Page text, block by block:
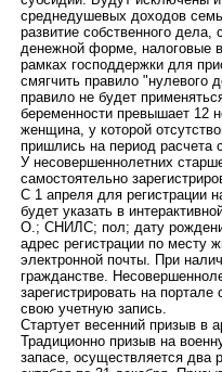
среднедушевых доходов
развитие собственного
денежной форме, налоговые
рамках господдержки для
смягчить правило
правило не будет
беременности превышает 12
женщина, у которой
пришлись на период расчета
У несовершеннолетних
самостоятельно
С 1 апреля для регистрации
будет указать в
О.; СНИЛС; пол; дату
адрес регистрации по месту
электронной почты. При
гражданстве.
зарегистрировать на
свою учетную запись.
Стартует весенний призыв в
Традиционно призыв на
запасе, осуществляется два